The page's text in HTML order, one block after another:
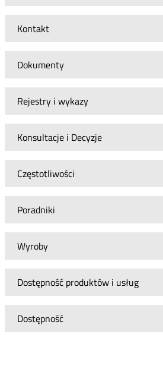
Kontakt
Dokumenty
Rejestry i wykazy
Konsultacje i Decyzje
Częstotliwości
Poradniki
Wyroby
Dostępność produktów i usług
Dostępność